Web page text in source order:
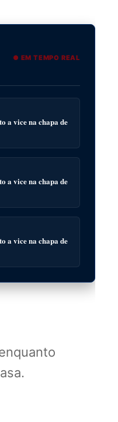
● EM TEMPO REAL
a vice na chapa de
a vice na chapa de
a vice na chapa de